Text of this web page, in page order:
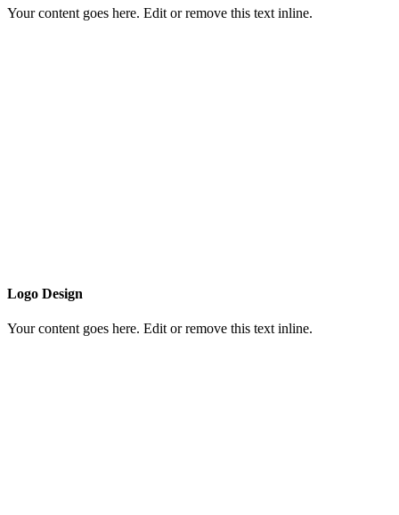
Your content goes here. Edit or remove this text inline.
Logo Design
Your content goes here. Edit or remove this text inline.